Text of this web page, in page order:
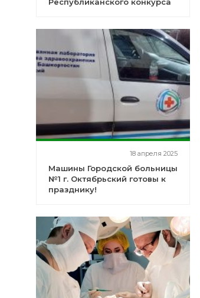
18 апреля 2025
Машины Городской больницы
№1 г. Октябрьский готовы к
празднику!